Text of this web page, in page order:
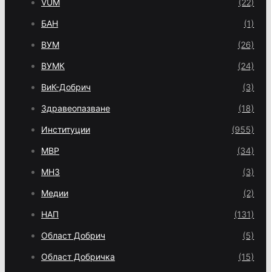
VUM (22)
БАН (1)
ВУМ (26)
ВУМК (24)
ВиК-Добрич (3)
Здравеопазване (18)
Институции (955)
МВР (34)
МНЗ (3)
Медии (2)
НАП (131)
Област Добрич (5)
Област Добричка (15)